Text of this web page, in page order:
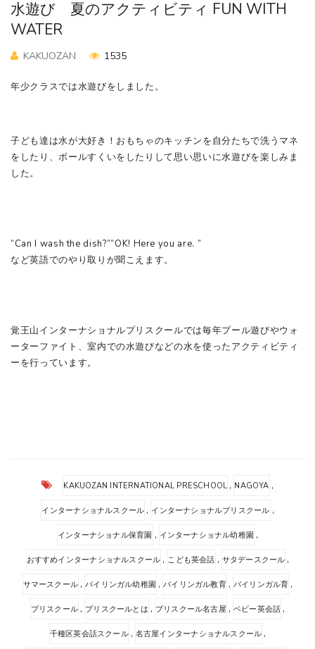
水遊び 夏のアクティビティ FUN WITH
WATER
KAKUOZAN 1535
年少クラスでは水遊びをしました。
子ども達は水が大好き！おもちゃのキッチンを自分たちで洗うマネ
をしたり、ボールすくいをしたりして思い思いに水遊びを楽しみま
した。
“Can I wash the dish?”“OK! Here you are. ”
など英語でのやり取りが聞こえます。
覚王山インターナショナルプリスクールでは毎年プール遊びやウォ
ーターファイト、室内での水遊びなどの水を使ったアクティビティ
ーを行っています。
KAKUOZAN INTERNATIONAL PRESCHOOL , NAGOYA ,
インターナショナルスクール , インターナショナルプリスクール ,
インターナショナル保育園 , インターナショナル幼稚園 ,
おすすめインターナショナルスクール , こども英会話 , サタデースクール ,
サマースクール , バイリンガル幼稚園 , バイリンガル教育 , バイリンガル育 ,
プリスクール , プリスクールとは , プリスクール名古屋 , ベビー英会話 ,
千種区英会話スクール , 名古屋インターナショナルスクール ,